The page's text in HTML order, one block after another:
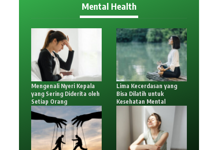
Mental Health
Mengenali Nyeri Kepala
yang Sering Diderita oleh
Setiap Orang
Lima Kecerdasan yang
Bisa Dilatih untuk
Kesehatan Mental